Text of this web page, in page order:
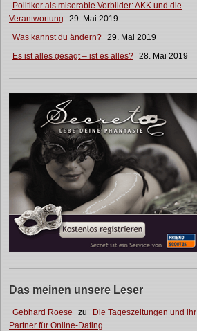
Politiker als miserable Vorbilder: AKK und die
Verantwortung
29. Mai 2019
Was kannst du ändern? 29. Mai 2019
Es ist alles gesagt – ist es alles? 28. Mai 2019
Das meinen unsere Leser
Gebhard Roese zu
Die Tageszeitungen und ihr
Partner für Online-Dating